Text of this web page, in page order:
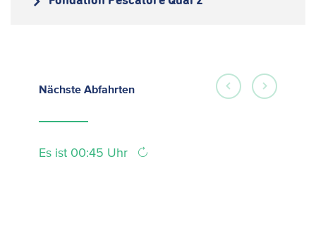
Nächste Abfahrten
Es ist 00:45 Uhr